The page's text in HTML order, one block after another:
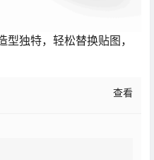
独特，轻松替换贴图，
查看